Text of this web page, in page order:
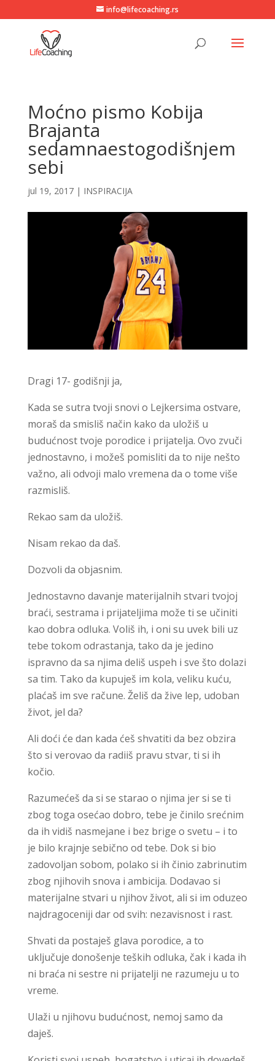
info@lifecoaching.rs
Moćno pismo Kobija
Brajanta
sedamnaestogodišnjem
sebi
jul 19, 2017| INSPIRACIJA
Dragi 17- godišnji ja,
Kada se sutra tvoji snovi o Lejkersima ostvare,
moraš da smisliš način kako da uložiš u
budućnost tvoje porodice i prijatelja. Ovo zvuči
jednostavno, i možeš pomisliti da to nije nešto
važno, ali odvoji malo vremena da o tome više
razmisliš.
Rekao sam da uložiš.
Nisam rekao da daš.
Dozvoli da objasnim.
Jednostavno davanje materijalnih stvari tvojoj
braći, sestrama i prijateljima može ti se učiniti
kao dobra odluka. Voliš ih, i oni su uvek bili uz
tebe tokom odrastanja, tako da je jedino
ispravno da sa njima deliš uspeh i sve što dolazi
sa tim. Tako da kupuješ im kola, veliku kuću,
plaćaš im sve račune. Želiš da žive lep, udoban
život, jel da?
Ali doći će dan kada ćeš shvatiti da bez obzira
što si verovao da radiiš pravu stvar, ti si ih
kočio.
Razumećeš da si se starao o njima jer si se ti
zbog toga osećao dobro, tebe je činilo srećnim
da ih vidiš nasmejane i bez brige o svetu – i to
je bilo krajnje sebično od tebe. Dok si bio
zadovoljan sobom, polako si ih činio zabrinutim
zbog njihovih snova i ambicija. Dodavao si
materijalne stvari u njihov život, ali si im oduzeo
najdragoceniji dar od svih: nezavisnost i rast.
Shvati da postaješ glava porodice, a to
uključuje donošenje teških odluka, čak i kada ih
ni braća ni sestre ni prijatelji ne razumeju u to
vreme.
Ulaži u njihovu budućnost, nemoj samo da
daješ.